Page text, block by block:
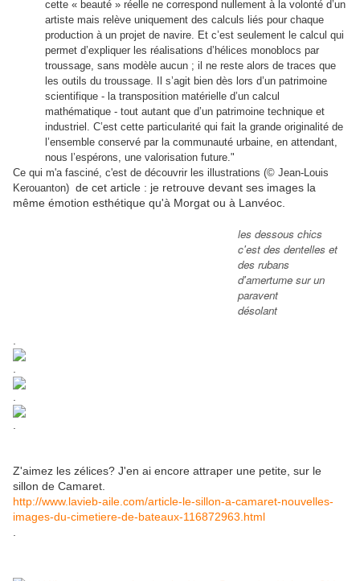
cette « beauté » réelle ne correspond nullement à la volonté d’un
artiste mais relève uniquement des calculs liés pour chaque
production à un projet de navire. Et c’est seulement le calcul qui
permet d’expliquer les réalisations d’hélices monoblocs par
troussage, sans modèle aucun ; il ne reste alors de traces que
les outils du troussage. Il s’agit bien dès lors d’un patrimoine
scientifique - la transposition matérielle d’un calcul
mathématique - tout autant que d’un patrimoine technique et
industriel. C’est cette particularité qui fait la grande originalité de
l’ensemble conservé par la communauté urbaine, en attendant,
nous l’espérons, une valorisation future."
Ce qui m'a fasciné, c'est de découvrir les illustrations (© Jean-Louis
Kerouanton) de cet article : je retrouve devant ses images la
même émotion esthétique qu'à Morgat ou à Lanvéoc.
les dessous chics
c'est des dentelles et
des rubans
d'amertume sur un
paravent
désolant
Z'aimez les zélices? J'en ai encore attraper une petite, sur le
sillon de Camaret.
http://www.lavieb-aile.com/article-le-sillon-a-camaret-nouvelles-
images-du-cimetiere-de-bateaux-116872963.html